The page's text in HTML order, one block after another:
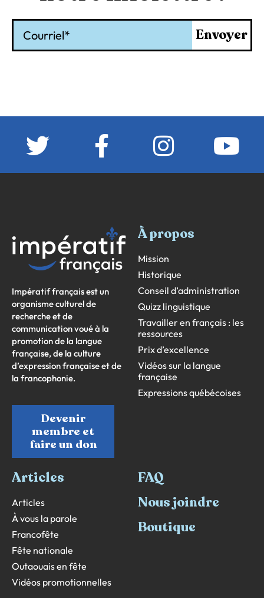
Envoyer
Impératif français est un
organisme culturel de
recherche et de
communication voué à la
promotion de la langue
française, de la culture
d’expression française et de
la francophonie.
Devenir
membre et
faire un don
À propos
Mission
Historique
Conseil d’administration
Quizz linguistique
Travailler en français : les
ressources
Prix d’excellence
Vidéos sur la langue
française
Expressions québécoises
Articles
Articles
À vous la parole
Francofête
Fête nationale
Outaouais en fête
Vidéos promotionnelles
FAQ
Nous joindre
Boutique